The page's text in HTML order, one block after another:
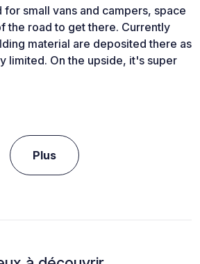
small vans and campers, space
the road to get there. Currently
material are deposited there as
limited. On the upside, it's super
Plus